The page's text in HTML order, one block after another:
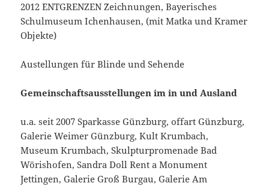
2012 ´ENTGRENZEN `Zeichnungen, Bayerisches
Schulmuseum Ichenhausen, (mit Matka und Kramer
Objekte)
Austellungen für Blinde und Sehende
Gemeinschaftsausstellungen im in und Ausland
u.a. seit 2007 Sparkasse Günzburg, offart Günzburg,
Galerie Weimer Günzburg, Kult Krumbach,
Museum Krumbach, Skulpturpromenade Bad
Wörishofen, Sandra Doll Rent a Monument
Jettingen, Galerie Groß Burgau, Galerie Am